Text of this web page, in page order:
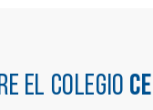
el colegio